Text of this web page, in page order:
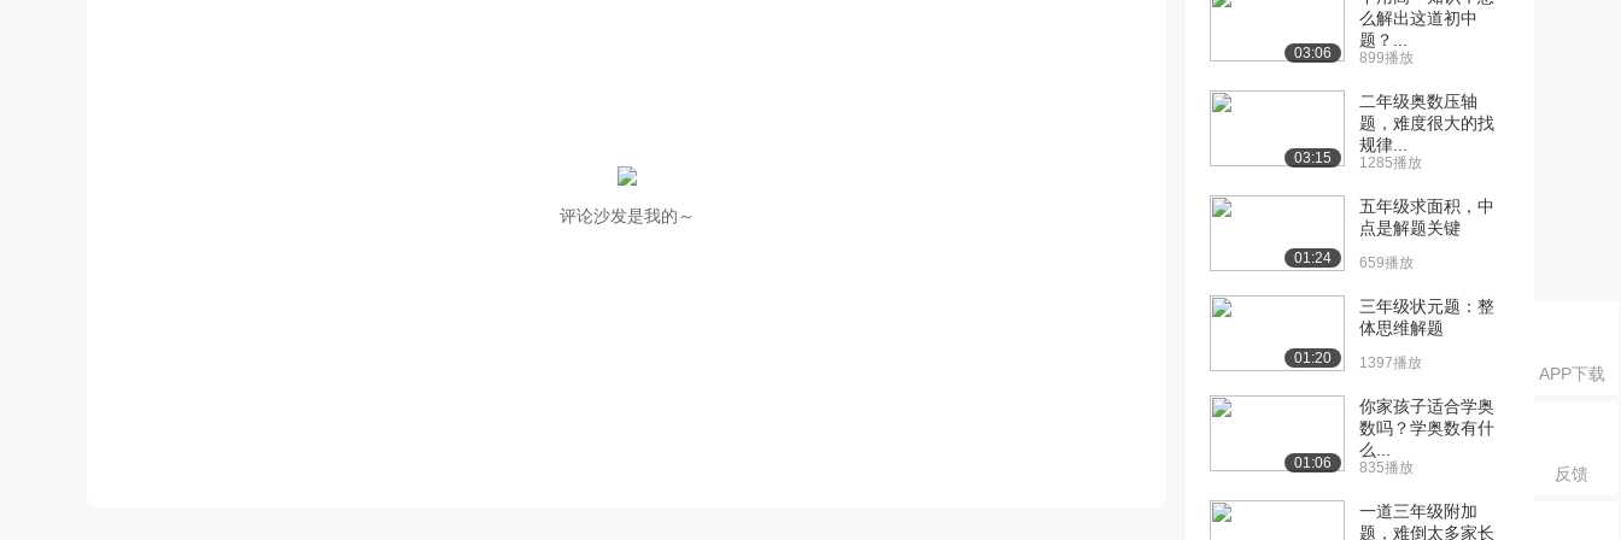
APP下载
反馈
评论沙发是我的～
03:06
么解出这道初中
题？...
899播放
03:15
二年级奥数压轴
题，难度很大的找
规律...
1285播放
01:24
五年级求面积，中
点是解题关键
659播放
01:20
三年级状元题：整
体思维解题
1397播放
01:06
你家孩子适合学奥
数吗？学奥数有什
么...
835播放
一道三年级附加
题，难倒太多家长